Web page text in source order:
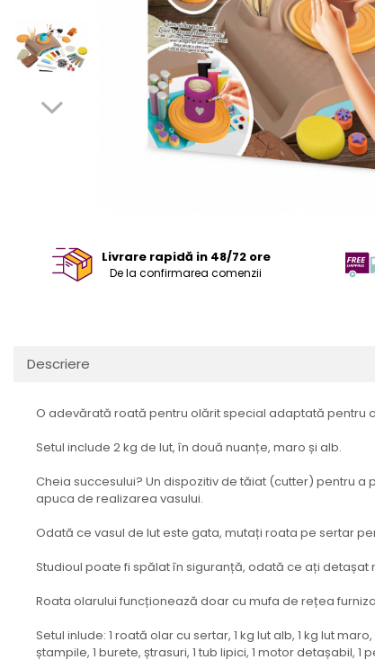
Livrare rapidă in 48/72 ore
De la confirmarea comenzii
Descriere
O adevărată roată pentru olărit special adaptată pentru
Setul include 2 kg de lut, în două nuanțe, maro și alb.
Cheia succesului? Un dispozitiv de tăiat (cutter) pentru
apuca de realizarea vasului.
Odată ce vasul de lut este gata, mutați roata pe sertar
Studioul poate fi spălat în siguranță, odată ce ați detașat
Roata olarului funcționează doar cu mufa de rețea
Setul inlude: 1 roată olar cu sertar, 1 kg lut alb, 1 kg lut
ștampile, 1 burete, ștrasuri, 1 tub lipici, 1 motor detașabil,